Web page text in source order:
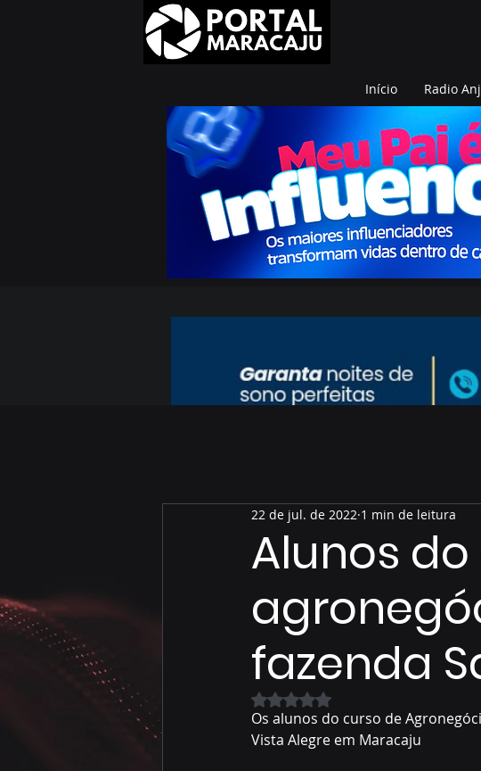
Início Radio
Alunos
fazenda
22 de jul. de 2022 1 min de leitura
Avaliado com NaN de 5 estrelas.
Os alunos do curso de
Vista Alegre em Maracaju